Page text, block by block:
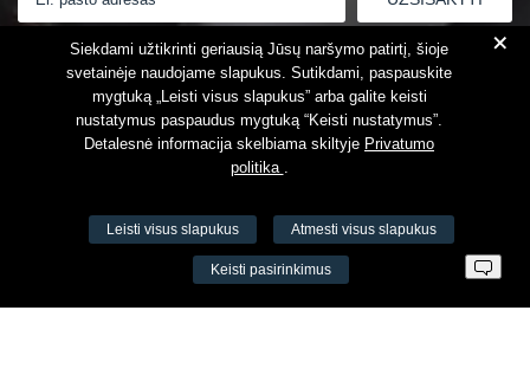
Susipažinau suPrivatumo politika
VŠĮ Fitneso mokymo centras AEROMIX
+
Siekdami užtikrinti geriausią Jūsų naršymo patirtį, šioje
svetainėje naudojame slapukus. Sutikdami, paspauskite
mygtuką „Leisti visus slapukus” arba galite keisti
nustatymus paspaudus mygtuką “Keisti nustatymus”.
Detalesnė informacija skelbiama skiltyje Privatumo
politika .
Leisti visus slapukus Atmesti visus slapukus
Keisti pasirinkimus